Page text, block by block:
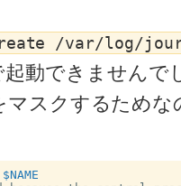
/var/log/
動できませんで
マスクするためな
$NAME